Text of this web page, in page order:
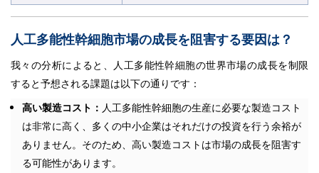
人工多能性幹細胞市場の成長を阻害する要因は ？
我々の分析によると、人工多能性幹細胞の世界市場の成長を制限
すると予想される課題は以下の通りです：
高い製造コスト： 人工多能性幹細胞の生産に必要な製造コスト
は非常に高く、多くの中小企業はそれだけの投資を行う余裕が
ありません。そのため、高い製造コストは市場の成長を阻害す
る可能性があります。